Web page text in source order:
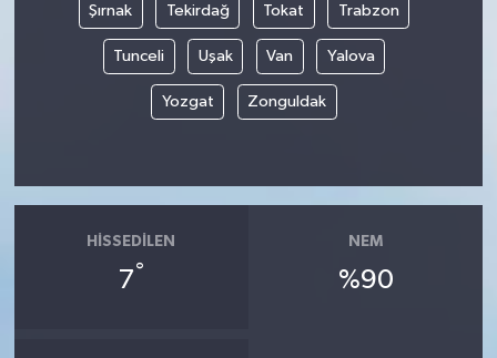
Şırnak Tekirdağ Tokat Trabzon
Tunceli Uşak Van Yalova
Yozgat Zonguldak
HISSEDILEN
7°
NEM
%90